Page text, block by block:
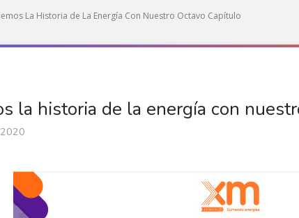
ayuda a la navegación
La Historia de La Energía Con Nuestro Octavo Capítulo
la historia de la energía con